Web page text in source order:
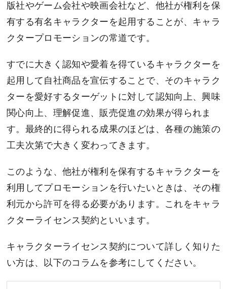
版社やゲーム会社や映画会社など、他社が権利を保
有する有名キャラクターを起用することが、キャラ
クタープロモーションの常道です。
すでに大きく認知や愛着を得ているキャラクターを
起用して自社商品を宣伝することで、そのキャラク
ターを愛好するターゲットに対して認知向上、興味
関心向上、理解促進、販売促進の効果が得られま
す。最終的に得られる成果のほどは、各種の施策の
工夫次第で大きく変わってきます。
このような、他社が権利を保有するキャラクターを
利用してプロモーションを行いたいときは、その権
利元から許可を得る必要があります。これをキャラ
クターライセンス契約といいます。
キャラクターライセンス契約について詳しく知りた
い方は、以下のコラムを参考にしてください。